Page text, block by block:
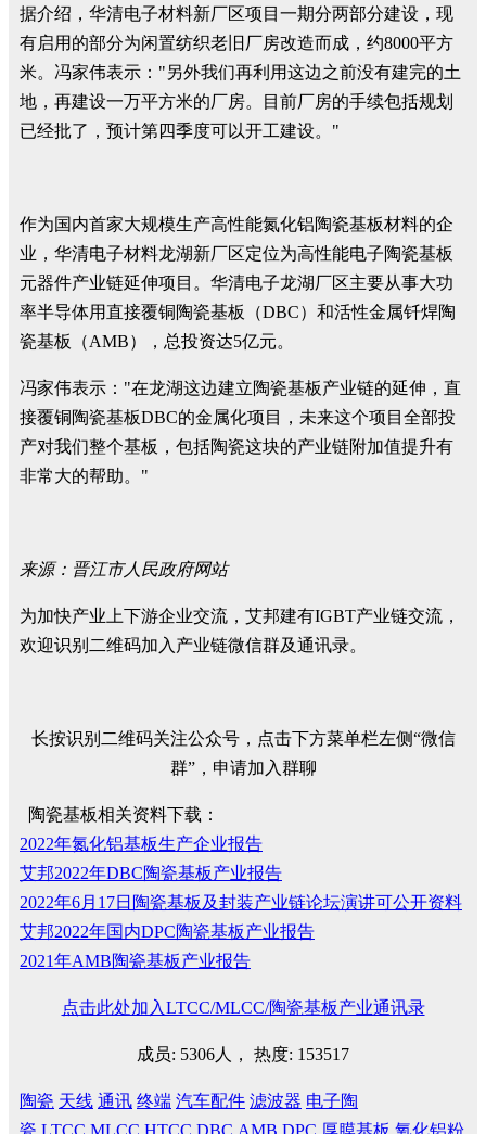
据介绍，华清电子材料新厂区项目一期分两部分建设，现
有启用的部分为闲置纺织老旧厂房改造而成，约8000平方
米。冯家伟表示："另外我们再利用这边之前没有建完的土
地，再建设一万平方米的厂房。目前厂房的手续包括规划
已经批了，预计第四季度可以开工建设。"
作为国内首家大规模生产高性能氮化铝陶瓷基板材料的企
业，华清电子材料龙湖新厂区定位为高性能电子陶瓷基板
元器件产业链延伸项目。华清电子龙湖厂区主要从事大功
率半导体用直接覆铜陶瓷基板（DBC）和活性金属钎焊陶
瓷基板（AMB），总投资达5亿元。
冯家伟表示："在龙湖这边建立陶瓷基板产业链的延伸，直
接覆铜陶瓷基板DBC的金属化项目，未来这个项目全部投
产对我们整个基板，包括陶瓷这块的产业链附加值提升有
非常大的帮助。"
来源：晋江市人民政府网站
为加快产业上下游企业交流，艾邦建有IGBT产业链交流，
欢迎识别二维码加入产业链微信群及通讯录。
长按识别二维码关注公众号，点击下方菜单栏左侧“微信
群”，申请加入群聊
陶瓷基板相关资料下载：
2022年氮化铝基板生产企业报告
艾邦2022年DBC陶瓷基板产业报告
2022年6月17日陶瓷基板及封装产业链论坛演讲可公开资料
艾邦2022年国内DPC陶瓷基板产业报告
2021年AMB陶瓷基板产业报告
点击此处加入LTCC/MLCC/陶瓷基板产业通讯录
成员: 5306人， 热度: 153517
陶瓷 天线 通讯 终端 汽车配件 滤波器 电子陶
瓷 LTCC MLCC HTCC DBC AMB DPC 厚膜基板 氧化铝粉